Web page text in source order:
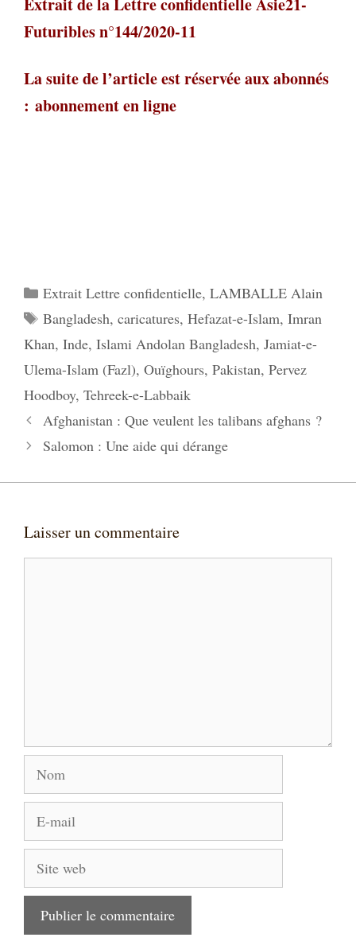
Futuribles n°144/2020-11
La suite de l’article est réservée aux abonnés
: abonnement en ligne
Catégories
Extrait Lettre confidentielle, LAMBALLE Alain
Étiquettes
Bangladesh, caricatures, Hefazat-e-Islam, Imran
Khan, Inde, Islami Andolan Bangladesh, Jamiat-e-
Ulema-Islam (Fazl), Ouïghours, Pakistan, Pervez
Hoodboy, Tehreek-e-Labbaik
Afghanistan : Que veulent les talibans afghans ?
Salomon : Une aide qui dérange
Laisser un commentaire
Nom
mail
Site
web